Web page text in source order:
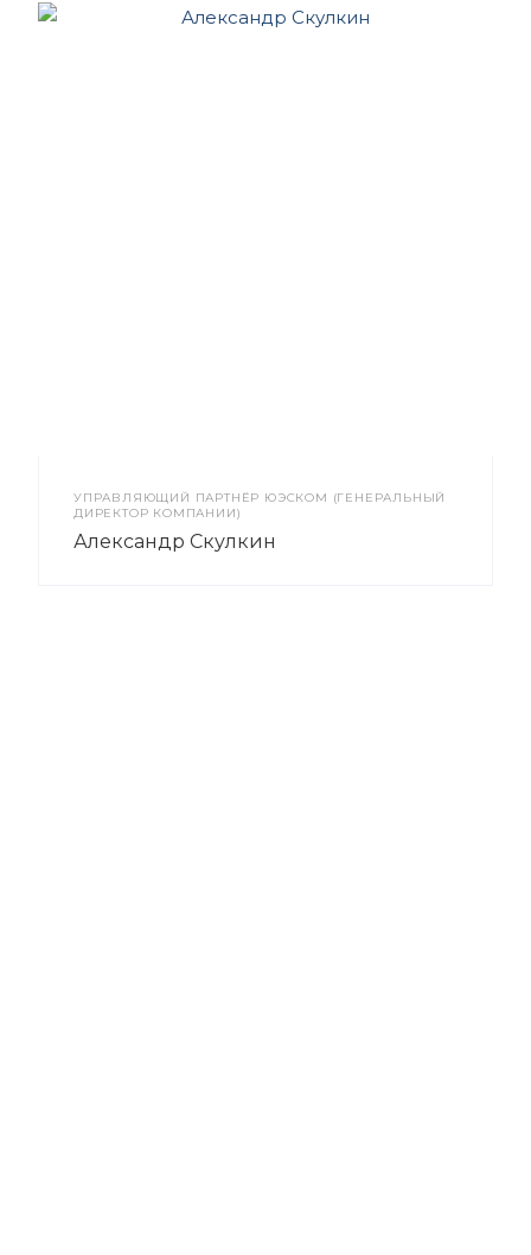
УПРАВЛЯЮЩИЙ ПАРТНЁР ЮЭСКОМ (ГЕНЕРАЛЬНЫЙ
ДИРЕКТОР КОМПАНИИ)
Александр Скулкин